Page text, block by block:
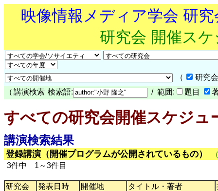
映像情報メディア学会 研
研究会 開催ス
（
研究
（ 講演検索 検索語: / 範囲: 題目
すべての研究会開催スケジュ
講演検索結果
登録講演（開催プログラムが公開されているもの）
3件中 1～3件目
研究会 発表日時 開催地 タイトル・著者